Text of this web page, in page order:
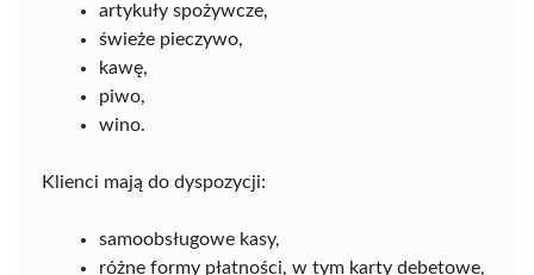
artykuły spożywcze,
świeże pieczywo,
kawę,
piwo,
wino.
Klienci mają do dyspozycji:
samoobsługowe kasy,
różne formy płatności, w tym karty debetowe,